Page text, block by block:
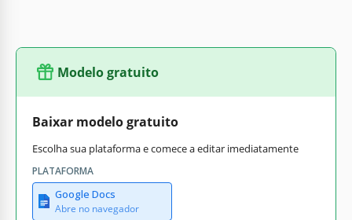
Modelo gratuito
Baixar modelo gratuito
Escolha sua plataforma e comece a editar imediatamente
PLATAFORMA
Google Docs
Abre no navegador